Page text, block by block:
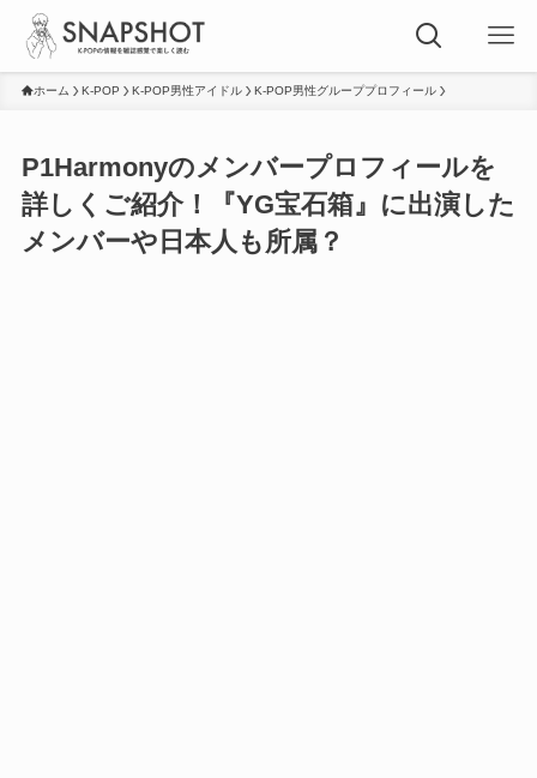
ホーム K-POP K-POP男性アイドル K-POP男性グループプロフィール
P1Harmonyのメンバープロフィールを
詳しくご紹介！『YG宝石箱』に出演した
メンバーや日本人も所属？